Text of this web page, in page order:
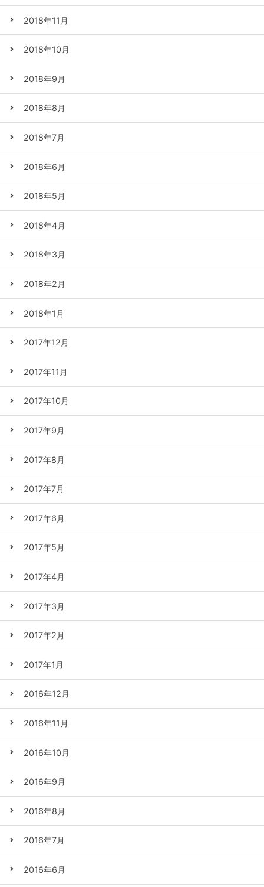
2018年11月
2018年10月
2018年9月
2018年8月
2018年7月
2018年6月
2018年5月
2018年4月
2018年3月
2018年2月
2018年1月
2017年12月
2017年11月
2017年10月
2017年9月
2017年8月
2017年7月
2017年6月
2017年5月
2017年4月
2017年3月
2017年2月
2017年1月
2016年12月
2016年11月
2016年10月
2016年9月
2016年8月
2016年7月
2016年6月